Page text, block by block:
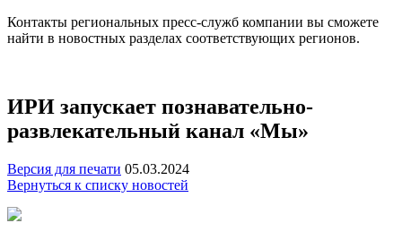
Контакты региональных пресс-служб компании вы сможете
найти в новостных разделах соответствующих регионов.
ИРИ запускает познавательно-
развлекательный канал «Мы»
Версия для печати 05.03.2024
Вернуться к списку новостей